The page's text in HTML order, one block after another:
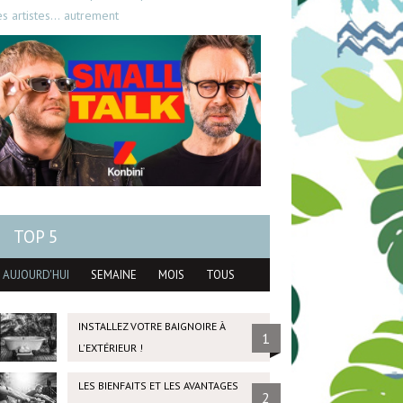
artistes… autrement
TOP 5
AUJOURD'HUI SEMAINE MOIS TOUS
INSTALLEZ VOTRE BAIGNOIRE À
L'EXTÉRIEUR !
1
LES BIENFAITS ET LES AVANTAGES
2